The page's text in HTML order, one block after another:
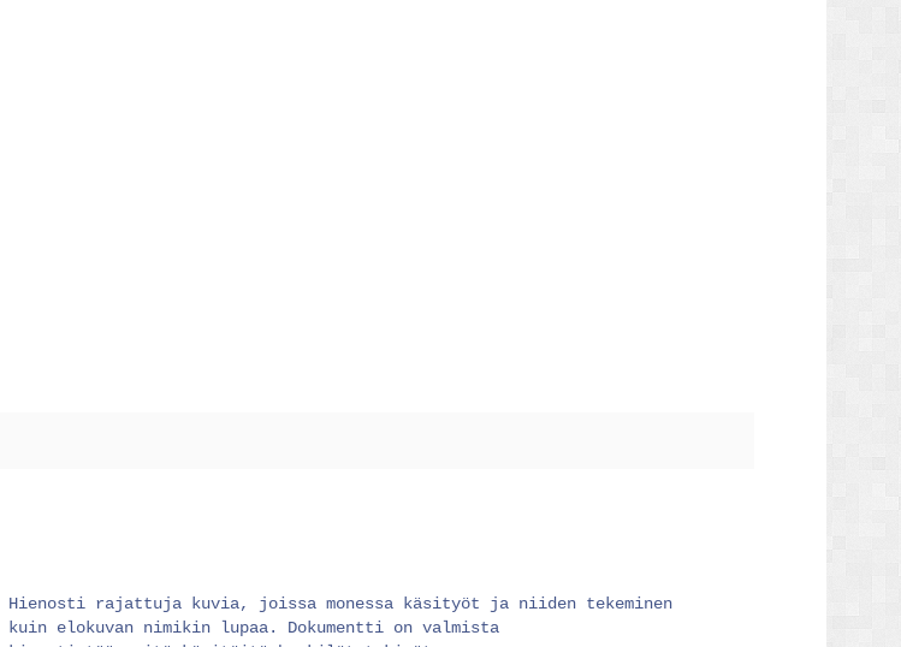
rajattuja kuvia, joissa monessa käsityöt ja niiden tekeminen
elokuvan nimikin lupaa. Dokumentti on valmista